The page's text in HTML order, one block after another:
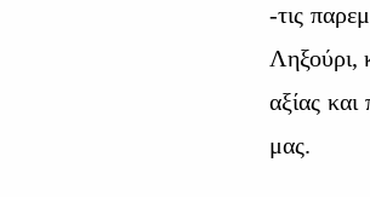
-τις
Ληξούρι,
αξίας
μας.